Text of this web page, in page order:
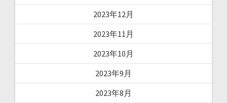
2023年12月
2023年11月
2023年10月
2023年9月
2023年8月